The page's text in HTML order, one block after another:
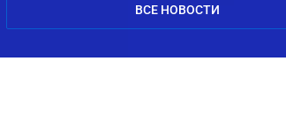
ВСЕ НОВОСТИ